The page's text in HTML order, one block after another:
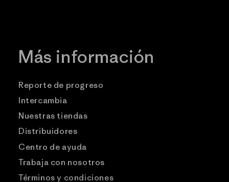
Más información
Reporte de progreso
Intercambia
Nuestras tiendas
Distribuidores
Centro de ayuda
Trabaja con nosotros
Términos y condiciones